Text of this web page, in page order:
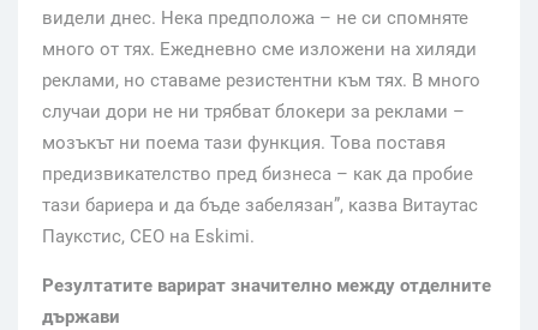
видели днес. Нека предположа – не си спомняте
много от тях. Ежедневно сме изложени на хиляди
реклами, но ставаме резистентни към тях. В много
случаи дори не ни трябват блокери за реклами –
мозъкът ни поема тази функция. Това поставя
предизвикателство пред бизнеса – как да пробие
тази бариера и да бъде забелязан”, казва Витаутас
Паукстис, CEO на Eskimi.
Резултатите варират значително между отделните
държави